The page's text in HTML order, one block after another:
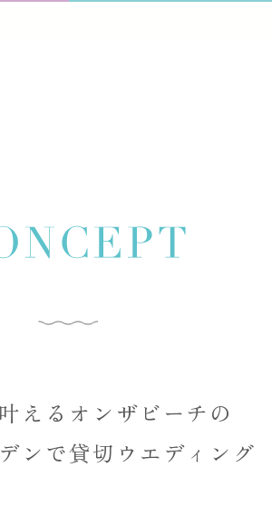
えるオンザビーチの
ンで貸切ウエディング